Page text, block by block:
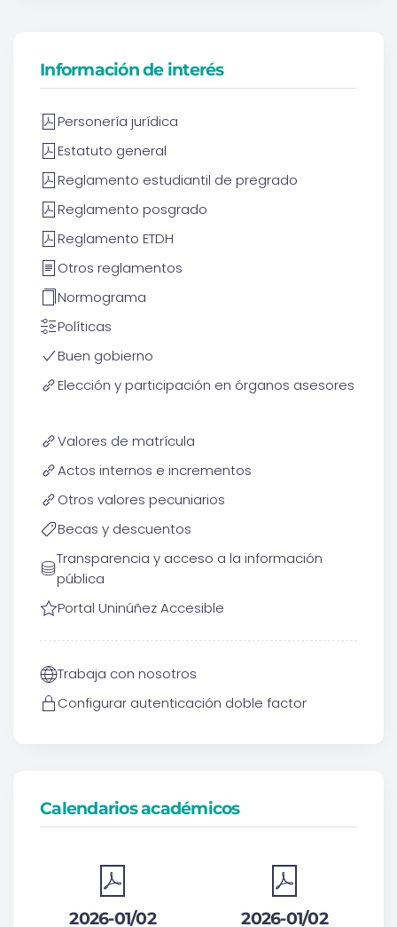
Información de interés
Personería jurídica
Estatuto general
Reglamento estudiantil de pregrado
Reglamento posgrado
Reglamento ETDH
Otros reglamentos
Normograma
Políticas
Buen gobierno
Elección y participación en órganos asesores
Valores de matrícula
Actos internos e incrementos
Otros valores pecuniarios
Becas y descuentos
Transparencia y acceso a la información
pública
Portal Uninúñez Accesible
Trabaja con nosotros
Configurar autenticación doble factor
Calendarios académicos
2026-01/02 2026-01/02